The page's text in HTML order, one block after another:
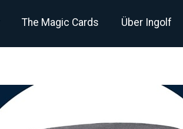
The Magic Cards Über Ingolf